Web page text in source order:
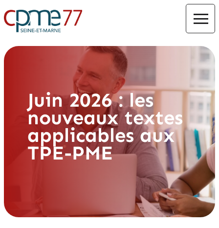
Juin 2026 : les
nouveaux textes
applicables aux
TPE-PME